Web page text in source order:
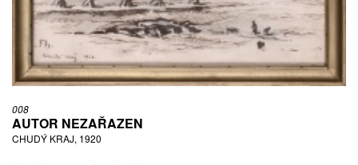
008
AUTOR NEZAŘAZEN
CHUDÝ KRAJ, 1920